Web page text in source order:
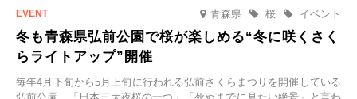
青森県 イベント
桜
冬も青森県弘前公園で桜が楽しめる“冬に咲くさく
らライトアップ”開催
毎年4月下旬から5月上旬に行われる弘前さくらまつりを開催している